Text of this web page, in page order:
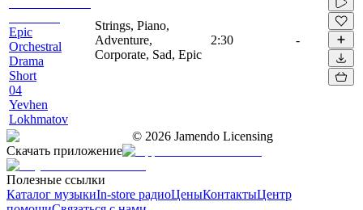
Epic
Orchestral
Drama
Short
04
Yevhen
Lokhmatov
Strings, Piano,
Adventure,
Corporate, Sad, Epic
2:30 -
© 2026 Jamendo Licensing
Скачать приложение
Полезные ссылки
Каталог музыкиIn-store радиоЦеныКонтактыЦентр